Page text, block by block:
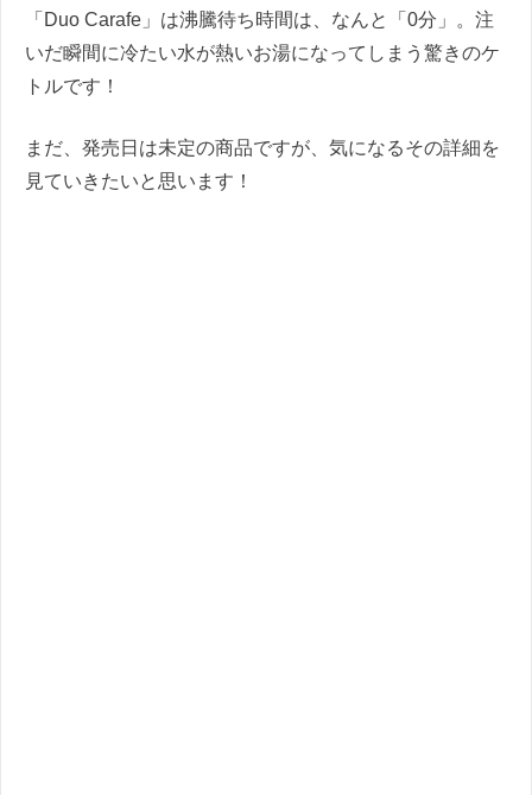
「Duo Carafe」は沸騰待ち時間は、なんと「0分」。注
いだ瞬間に冷たい水が熱いお湯になってしまう驚きのケ
トルです！
まだ、発売日は未定の商品ですが、気になるその詳細を
見ていきたいと思います！